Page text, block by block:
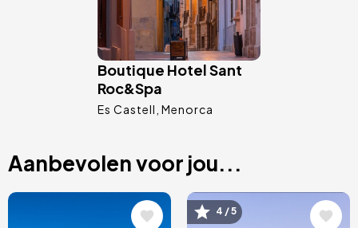
Boutique Hotel Sant
Roc&Spa
Es Castell Menorca
Aanbevolen voor jou...
Afbeelding
4 / 5